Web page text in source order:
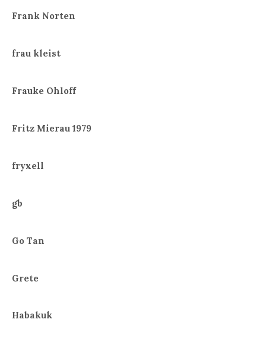
Frank Norten
frau kleist
Frauke Ohloff
Fritz Mierau 1979
fryxell
gb
Go Tan
Grete
Habakuk